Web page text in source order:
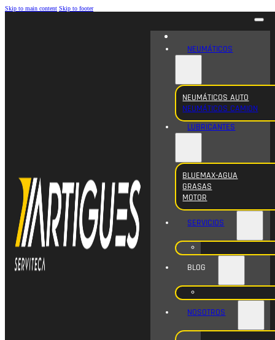
Skip to main content Skip to footer
NEUMÁTICOS
NEUMÁTICOS AUTO
NEUMÁTICOS CAMION
LUBRICANTES
BLUEMAX-AGUA
GRASAS
MOTOR
SERVICIOS
BLOG
NOSOTROS